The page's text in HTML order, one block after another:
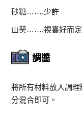
砂糖…….少許
山葵…….視喜好而定
調醬
將所有材料放入調
分混合即可。